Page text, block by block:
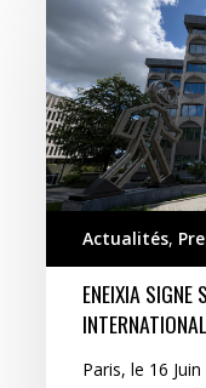
Actualités,
ENEIXIA SIGNE
Paris, le 16